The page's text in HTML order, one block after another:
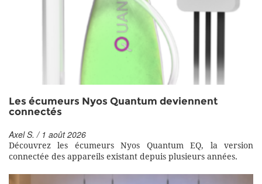
Les écumeurs Nyos Quantum deviennent
connectés
Axel S. / 1 août 2026
Découvrez les écumeurs Nyos Quantum EQ, la version
connectée des appareils existant depuis plusieurs années.